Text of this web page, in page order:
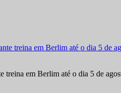
treina em Berlim até o dia 5 de